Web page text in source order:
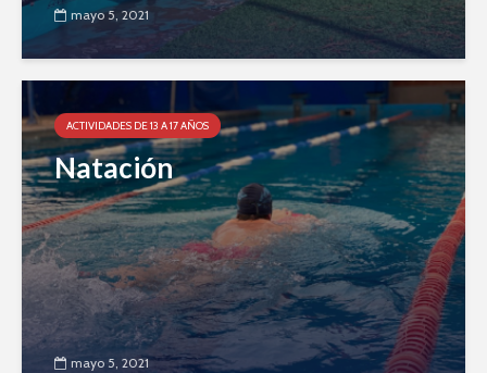
mayo 5, 2021
ACTIVIDADES DE 13 A 17 AÑOS
Natación
mayo 5, 2021